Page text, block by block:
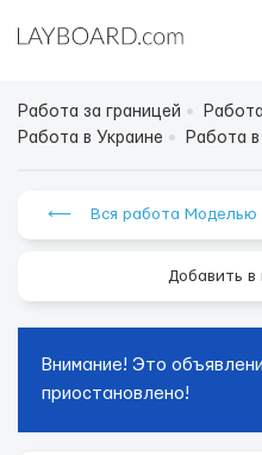
Работа за границей
Работа в Украине
Работа в
⟵ Вся работа Моделью
Добавить в
Внимание! Это
приостановлено!